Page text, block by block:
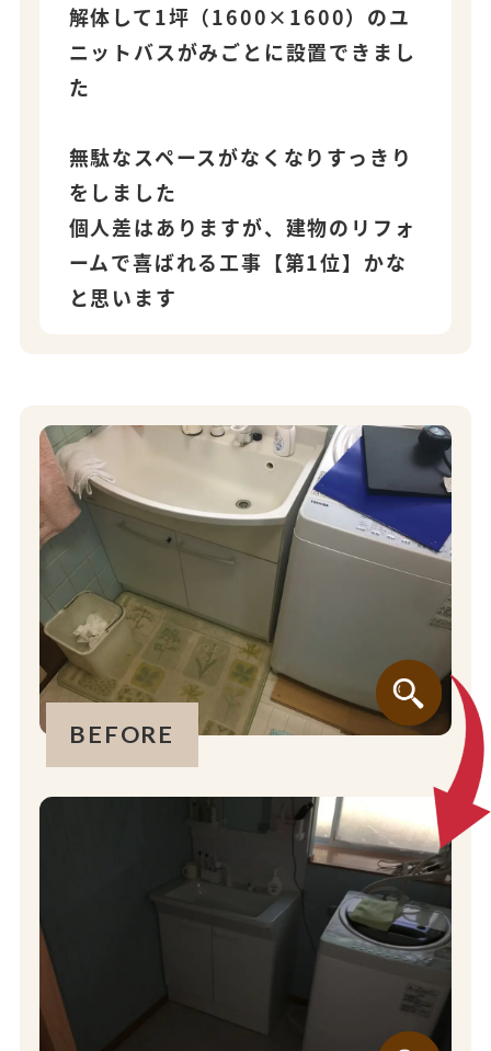
解体して1坪（1600×1600）のユ
ニットバスがみごとに設置できまし
た
無駄なスペースがなくなりすっきり
をしました
個人差はありますが、建物のリフォ
ームで喜ばれる工事【第1位】かな
と思います
BEFORE